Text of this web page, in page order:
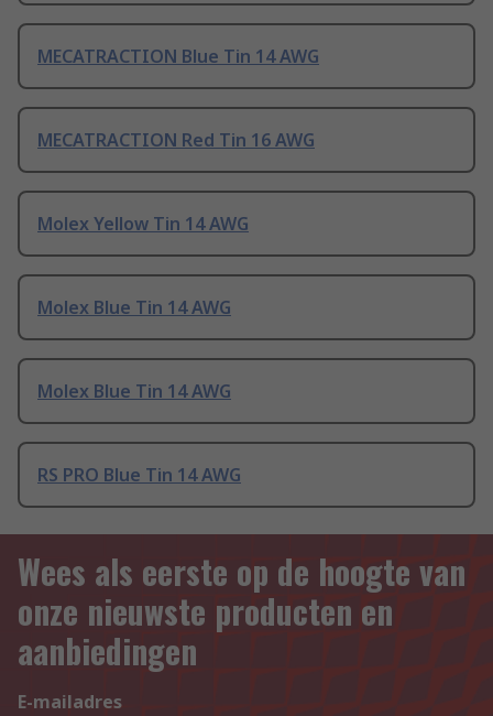
MECATRACTION Blue Tin 14 AWG
MECATRACTION Red Tin 16 AWG
Molex Yellow Tin 14 AWG
Molex Blue Tin 14 AWG
Molex Blue Tin 14 AWG
RS PRO Blue Tin 14 AWG
Wees als eerste op de hoogte van
onze nieuwste producten en
aanbiedingen
E-mailadres